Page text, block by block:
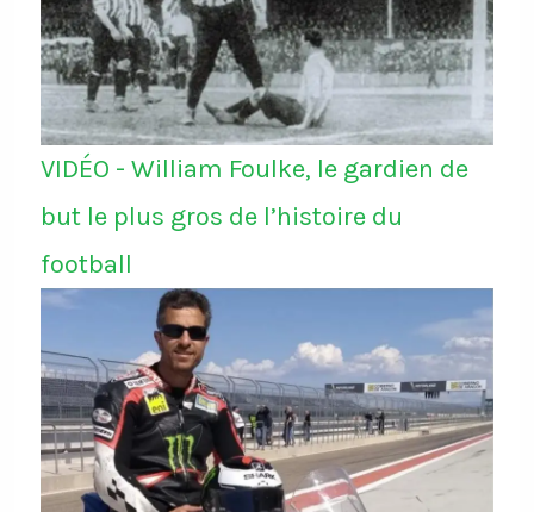
VIDÉO - William Foulke, le gardien de
but le plus gros de l’histoire du
football